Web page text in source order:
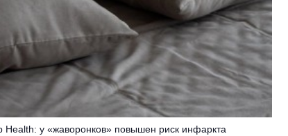
Health: у «жаворонков» повышен риск инфаркта